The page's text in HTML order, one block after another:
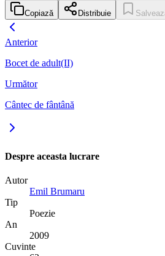
Copiază Distribuie
Anterior
Bocet de adult(II)
Următor
Cântec de fântână
Despre aceasta lucrare
Autor
Emil Brumaru
Tip
Poezie
An
2009
Cuvinte